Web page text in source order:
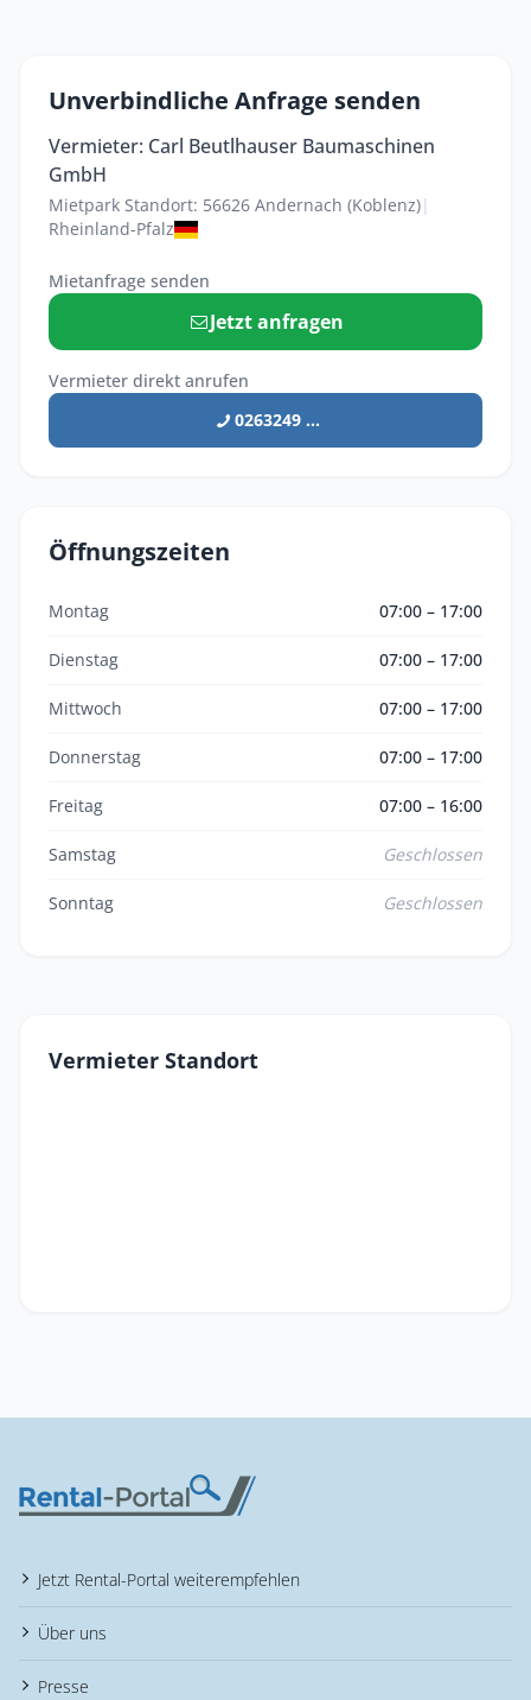
Unverbindliche Anfrage senden
Vermieter: Carl Beutlhauser Baumaschinen
GmbH
Mietpark Standort: 56626 Andernach (Koblenz)|
Rheinland-Pfalz
Mietanfrage senden
Jetzt anfragen
Vermieter direkt anrufen
0263249 ...
Öffnungszeiten
Montag 07:00 – 17:00
Dienstag 07:00 – 17:00
Mittwoch 07:00 – 17:00
Donnerstag 07:00 – 17:00
Freitag 07:00 – 16:00
Samstag Geschlossen
Sonntag Geschlossen
Vermieter Standort
Jetzt Rental-Portal weiterempfehlen
Über uns
Presse